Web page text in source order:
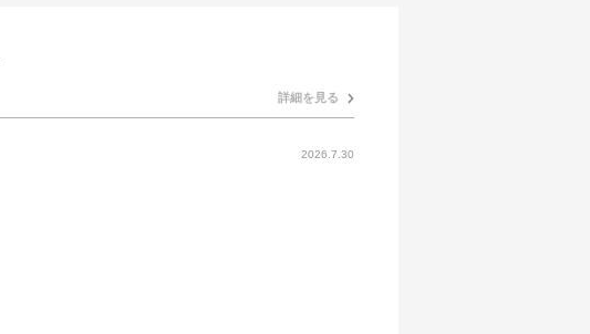
詳細を見る
2026.7.30